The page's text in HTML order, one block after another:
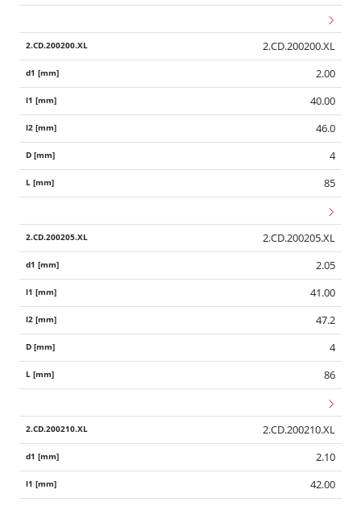
2.CD.200200.XL
2.00
40.00
46.0
4
85
2.CD.200205.XL
2.05
41.00
47.2
4
86
2.CD.200210.XL
2.10
42.00